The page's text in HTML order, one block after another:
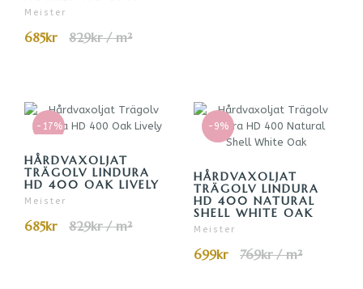
Meister
685kr 829kr / m²
-17%
HÅRDVAXOLJAT
TRÄGOLV LINDURA
HD 400 OAK LIVELY
Meister
685kr 829kr / m²
-9%
HÅRDVAXOLJAT
TRÄGOLV LINDURA
HD 400 NATURAL
SHELL WHITE OAK
Meister
699kr 769kr / m²